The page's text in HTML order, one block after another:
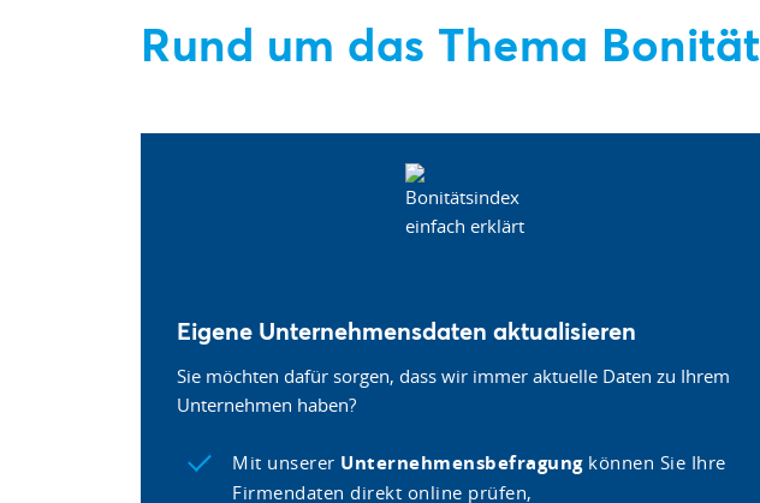
Rund um das Thema Bonität
Eigene Unternehmensdaten aktualisieren
Sie möchten dafür sorgen, dass wir immer aktuelle Daten zu Ihrem
Unternehmen haben?
Mit unserer Unternehmensbefragung können Sie Ihre
Firmendaten direkt online prüfen,